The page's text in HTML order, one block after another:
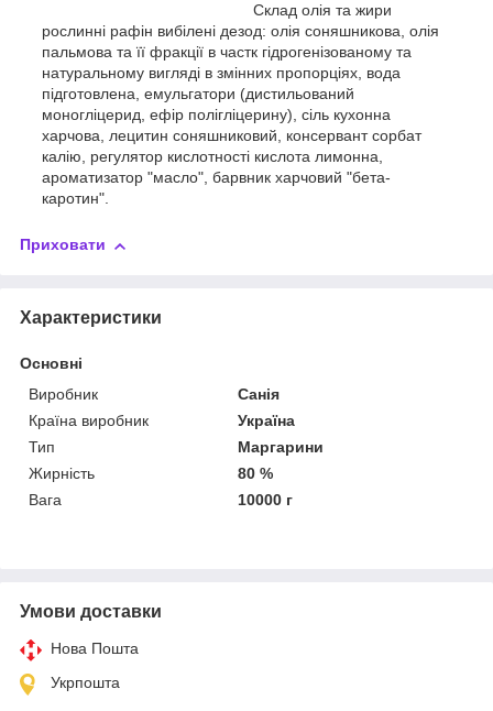
Склад олія та жири
рослинні рафін вибілені дезод: олія соняшникова, олія
пальмова та її фракції в частк гідрогенізованому та
натуральному вигляді в змінних пропорціях, вода
підготовлена, емульгатори (дистильований
моногліцерид, ефір полігліцерину), сіль кухонна
харчова, лецитин соняшниковий, консервант сорбат
калію, регулятор кислотності кислота лимонна,
ароматизатор "масло", барвник харчовий "бета-
каротин".
Приховати
Характеристики
Основні
Виробник
Санія
Країна виробник
Україна
Тип
Маргарини
Жирність
80 %
Вага
10000 г
Умови доставки
Нова Пошта
Укрпошта